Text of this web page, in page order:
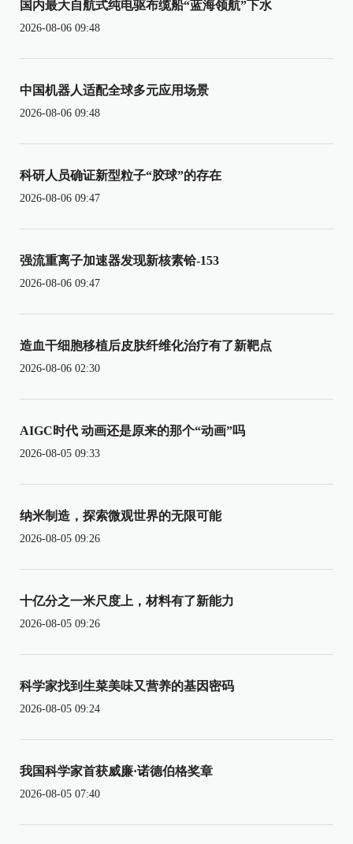
国内最大自航式纯电驱布缆船“蓝海领航”下水
2026-08-06 09:48
中国机器人适配全球多元应用场景
2026-08-06 09:48
科研人员确证新型粒子“胶球”的存在
2026-08-06 09:47
强流重离子加速器发现新核素铪-153
2026-08-06 09:47
造血干细胞移植后皮肤纤维化治疗有了新靶点
2026-08-06 02:30
AIGC时代 动画还是原来的那个“动画”吗
2026-08-05 09:33
纳米制造，探索微观世界的无限可能
2026-08-05 09:26
十亿分之一米尺度上，材料有了新能力
2026-08-05 09:26
科学家找到生菜美味又营养的基因密码
2026-08-05 09:24
我国科学家首获威廉·诺德伯格奖章
2026-08-05 07:40